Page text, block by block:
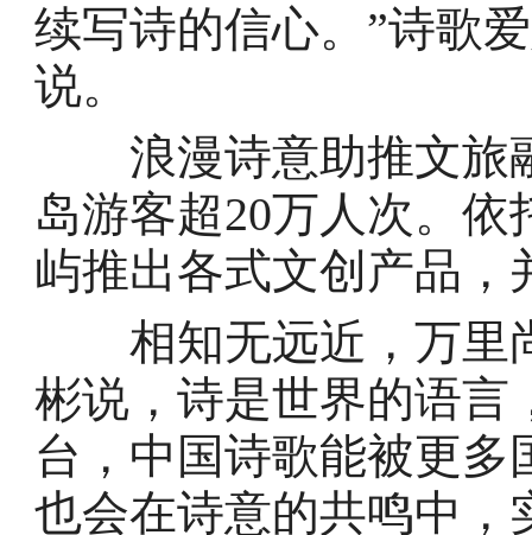
续写诗的信心。”诗歌
说。
浪漫诗意助推文旅
岛游客超20万人次。
屿推出各式文创产品
相知无远近，万里
彬说，诗是世界的语言
台，中国诗歌能被更
也会在诗意的共鸣中，